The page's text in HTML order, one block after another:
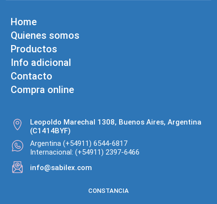
Home
Quienes somos
Productos
Info adicional
Contacto
Compra online
Leopoldo Marechal 1308, Buenos Aires, Argentina
(C1414BYF)
Argentina (+54911) 6544-6817
Internacional: (+54911) 2397-6466
info@sabilex.com
CONSTANCIA